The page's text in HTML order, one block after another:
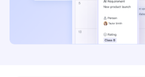
Excel 進度追蹤器實際能提供
良好進度追蹤器 Excel 檔案